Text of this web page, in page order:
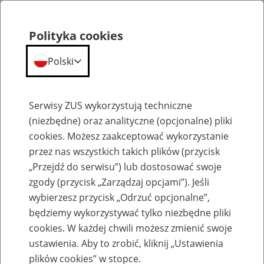
Emerytury
Baza zlikwidowanych lub
przekształconych zakładów pracy
Polityka cookies
Polski
Serwisy ZUS wykorzystują techniczne
(niezbędne) oraz analityczne (opcjonalne) pliki
cookies. Możesz zaakceptować wykorzystanie
przez nas wszystkich takich plików (przycisk
„Przejdź do serwisu”) lub dostosować swoje
zgody (przycisk „Zarządzaj opcjami”). Jeśli
wybierzesz przycisk „Odrzuć opcjonalne”,
będziemy wykorzystywać tylko niezbędne pliki
cookies. W każdej chwili możesz zmienić swoje
ustawienia. Aby to zrobić, kliknij „Ustawienia
plików cookies” w stopce.